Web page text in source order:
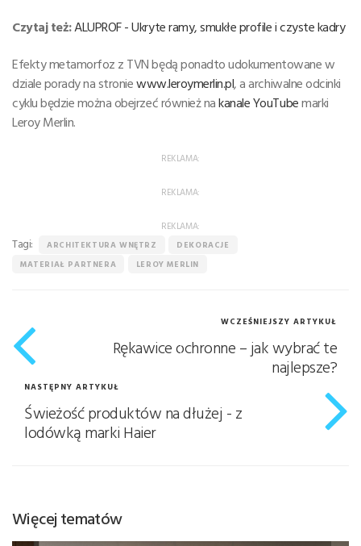
Czytaj też:ALUPROF - Ukryte ramy, smukłe profile i czyste kadry
Efekty metamorfoz z TVN będą ponadto udokumentowane w
dziale porady na stroniewww.leroymerlin.pl, a archiwalne odcinki
cyklu będzie można obejrzeć również nakanale YouTubemarki
Leroy Merlin.
REKLAMA:
REKLAMA:
REKLAMA:
Tagi: ARCHITEKTURA WNĘTRZ
DEKORACJE
MATERIAŁ PARTNERA
LEROY MERLIN
WCZEŚNIEJSZY ARTYKUŁ
Rękawice ochronne – jak wybrać te
najlepsze?
NASTĘPNY ARTYKUŁ
Świeżość produktów na dłużej - z
lodówką marki Haier
Więcej tematów